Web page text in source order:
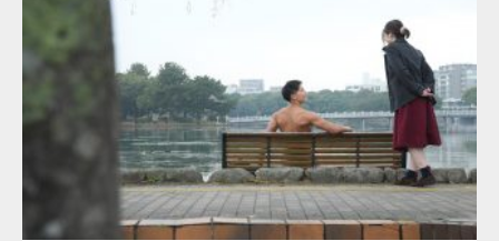
公園のマッチョ AKIHITO(細マッチョ) 背中
ダウンロード